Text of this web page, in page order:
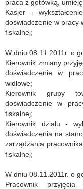
praca z gotówką,
Kasjer -
doświadczenie w pracy
fiskalnej;
W dniu 08.11.2011r. o
Kierownik zmiany
doświadczenie w
widłowe;
Kierownik grupy
doświadczenie w
fiskalnej;
Kierownik działu -
doświadczenia na
zarządzania
fiskalnej;
W dniu 08.11.2011r. o
Pracownik przyjęcia